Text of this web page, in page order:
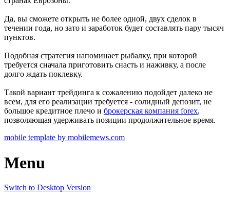
Да, вы сможете открыть не более одной, двух сделок в
течении года, но зато и заработок будет составлять пару тысяч
пунктов.
Подобная стратегия напоминает рыбалку, при которой
требуется сначала приготовить снасть и наживку, а после
долго ждать поклевку.
Такой вариант трейдинга к сожалению подойдет далеко не
всем, для его реализации требуется - солидный депозит, не
большое кредитное плечо и брокерская компания forex,
позволяющая удерживать позиции продолжительное время.
mobile template by mobilemews.com
Menu
Switch to Desktop Version